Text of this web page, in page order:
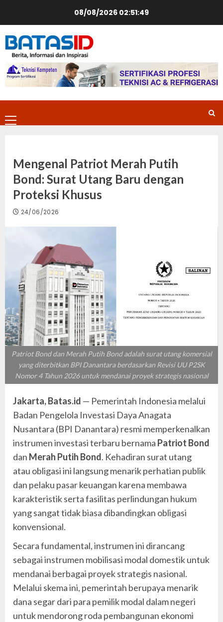
08/08/2026 02:51:50
Primary
Menu
Mengenal Patriot Merah Putih
Bond: Surat Utang Baru dengan
Proteksi Khusus
24/06/2026
Patriot Bond dan Merah Putih Bond adalah surat utang komersial
yang diterbitkan BPI Danantara berdasarkan Revisi UU P2SK
Nomor 4 Tahun 2026 untuk mendanai proyek strategis nasional
Jakarta, Batas.id — Pemerintah Indonesia melalui
Badan Pengelola Investasi Daya Anagata
Nusantara (BPI Danantara) resmi memperkenalkan
instrumen investasi terbaru bernama Patriot Bond
dan Merah Putih Bond. Kehadiran surat utang
atau obligasi ini langsung menarik perhatian publik
dan pelaku pasar keuangan karena membawa
karakteristik serta fasilitas perlindungan hukum
yang sangat tidak biasa dibandingkan obligasi
konvensional.
Secara fundamental, instrumen ini dirancang
sebagai instrumen mobilisasi modal domestik untuk
mendanai berbagai proyek strategis nasional.
Melalui skema ini, pemerintah berupaya menarik
dana segar dari para pemilik modal dalam negeri
untuk mendorong roda pembangunan ekonomi